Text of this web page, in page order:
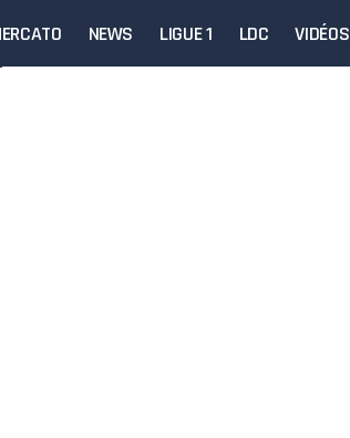
NEWS LIGUE 1 LDC VIDÉOS